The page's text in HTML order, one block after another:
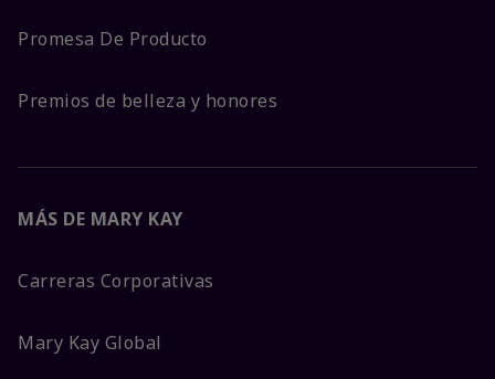
Promesa De Producto
Premios de belleza y honores
MÁS DE MARY KAY
Carreras Corporativas
Mary Kay Global